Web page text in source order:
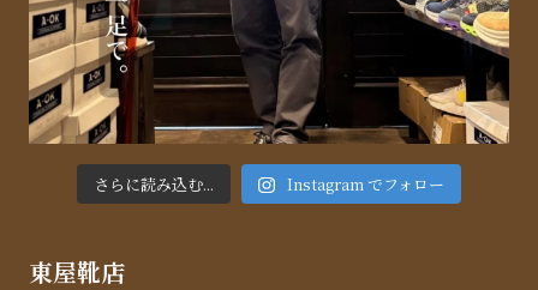
さらに読み込む... Instagram でフォロー
東屋靴店